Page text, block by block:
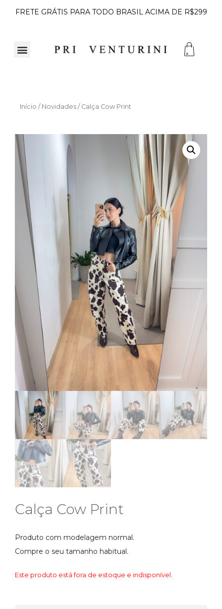
FRETE GRÁTIS PARA TODO BRASIL ACIMA DE R$299
Início / Novidades / Calça Cow Print
Calça Cow Print
Produto com modelagem normal.
Compre o seu tamanho habitual.
Este produto está fora de estoque e indisponível.